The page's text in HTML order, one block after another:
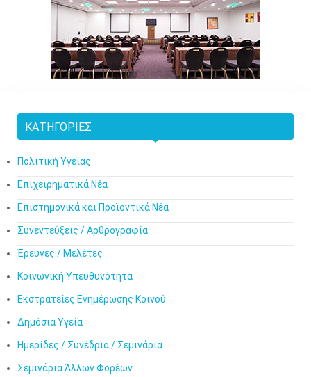
ΚΑΤΗΓΟΡΊΕΣ
Πολιτική Υγείας
Επιχειρηματικά Νέα
Επιστημονικά και Προϊοντικά Νέα
Συνεντεύξεις / Αρθρογραφία
Έρευνες / Μελέτες
Κοινωνική Υπευθυνότητα
Εκστρατείες Ενημέρωσης Κοινού
Δημόσια Υγεία
Ημερίδες / Συνέδρια / Σεμινάρια
Σεμινάρια Άλλων Φορέων